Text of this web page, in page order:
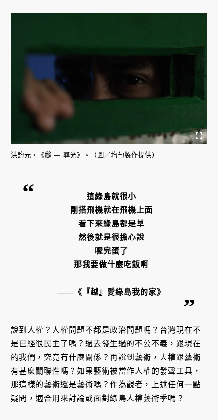
洪鈞元，《縫 — 尋光》。（圖／均勻製作提供）
這綠島就很小
剛搭飛機就在飛機上面
看下來綠島都是草
然後就是很擔心說
喔完蛋了
那我要做什麼吃飯啊
——《『越』愛綠島我的家》
說到人權？人權問題不都是政治問題嗎？台灣現在不
是已經很民主了嗎？過去發生過的不公不義，跟現在
的我們，究竟有什麼關係？再說到藝術，人權跟藝術
有甚麼關聯性嗎？如果藝術被當作人權的發聲工具，
那這樣的藝術還是藝術嗎？作為觀者，上述任何一點
疑問，適合用來討論或面對綠島人權藝術季嗎？